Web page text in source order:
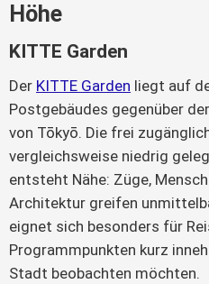
Höhe
KITTE Garden
Der KITTE Garden liegt auf
Postgebäudes gegenüber
von Tōkyō. Die frei
vergleichsweise niedrig
entsteht Nähe: Züge,
Architektur greifen
eignet sich besonders für
Programmpunkten kurz
Stadt beobachten möchten.